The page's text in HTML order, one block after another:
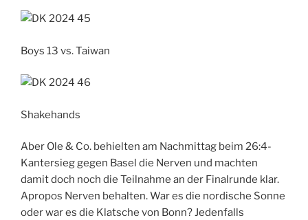
Boys 13 vs. Taiwan
Shakehands
Aber Ole & Co. behielten am Nachmittag beim 26:4-
Kantersieg gegen Basel die Nerven und machten
damit doch noch die Teilnahme an der Finalrunde klar.
Apropos Nerven behalten. War es die nordische Sonne
oder war es die Klatsche von Bonn? Jedenfalls